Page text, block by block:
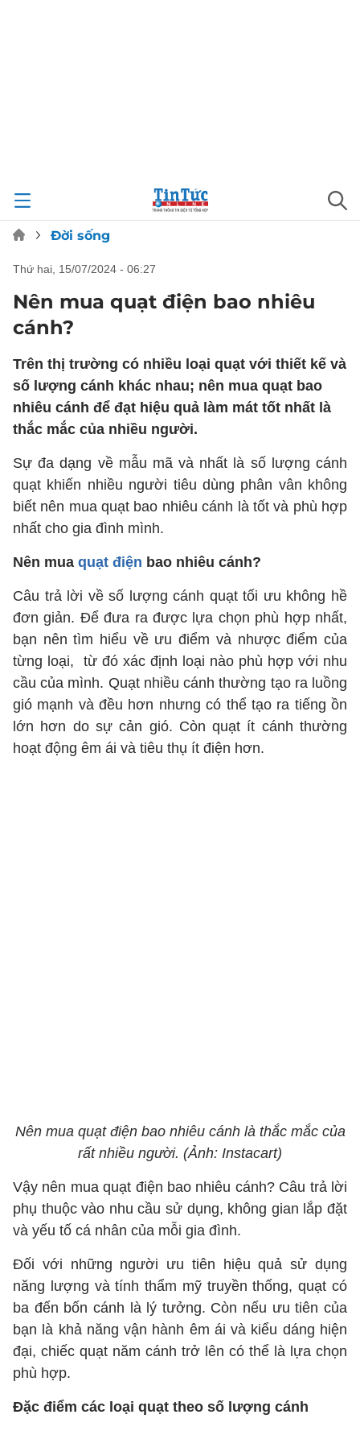
Đời sống
thứ hai, 15/07/2024 - 06:27
Nên mua quạt điện bao nhiêu
cánh?
Trên thị trường có nhiều loại quạt với thiết kế và
số lượng cánh khác nhau; nên mua quạt bao
nhiêu cánh để đạt hiệu quả làm mát tốt nhất là
thắc mắc của nhiều người.
Sự đa dạng về mẫu mã và nhất là số lượng cánh
quạt khiến nhiều người tiêu dùng phân vân không
biết nên mua quạt bao nhiêu cánh là tốt và phù hợp
nhất cho gia đình mình.
Nên mua quạt điện bao nhiêu cánh?
Câu trả lời về số lượng cánh quạt tối ưu không hề
đơn giản. Để đưa ra được lựa chọn phù hợp nhất,
bạn nên tìm hiểu về ưu điểm và nhược điểm của
từng loại, từ đó xác định loại nào phù hợp với nhu
cầu của mình. Quạt nhiều cánh thường tạo ra luồng
gió mạnh và đều hơn nhưng có thể tạo ra tiếng ồn
lớn hơn do sự cản gió. Còn quạt ít cánh thường
hoạt động êm ái và tiêu thụ ít điện hơn.
Nên mua quạt điện bao nhiêu cánh là thắc mắc của
rất nhiều người. (Ảnh: Instacart)
Vậy nên mua quạt điện bao nhiêu cánh? Câu trả lời
phụ thuộc vào nhu cầu sử dụng, không gian lắp đặt
và yếu tố cá nhân của mỗi gia đình.
Đối với những người ưu tiên hiệu quả sử dụng
năng lượng và tính thẩm mỹ truyền thống, quạt có
ba đến bốn cánh là lý tưởng. Còn nếu ưu tiên của
bạn là khả năng vận hành êm ái và kiểu dáng hiện
đại, chiếc quạt năm cánh trở lên có thể là lựa chọn
phù hợp.
Đặc điểm các loại quạt theo số lượng cánh